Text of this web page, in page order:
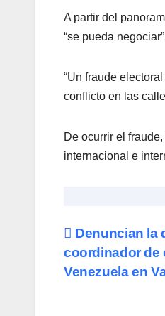
A partir del
“se pueda
“Un fraude
conflicto en las
De ocurrir el
internacional e
de
Denuncian la
coordinador de
Venezuela en